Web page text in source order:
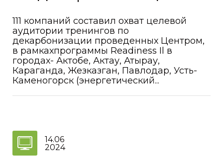
111 компаний составил охват целевой
аудитории тренингов по
декарбонизации проведенных Центром,
в рамкахпрограммы Readiness Il в
городах- Актобе, Актау, Атырау,
Караганда, Жезказган, Павлодар, Усть-
Каменогорск (энергетический...
14.06
2024